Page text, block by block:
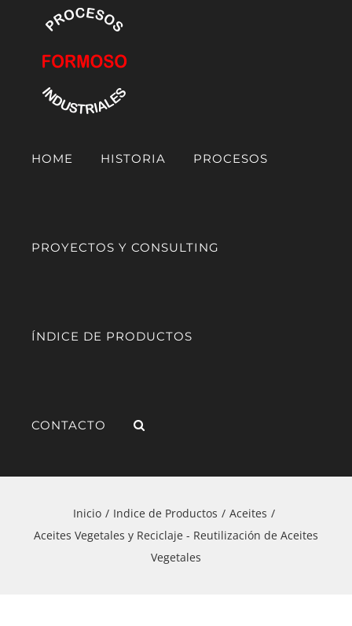
contenido
HOME HISTORIA PROCESOS
PROYECTOS Y CONSULTING
ÍNDICE DE PRODUCTOS
CONTACTO
Inicio Indice de Productos
Aceites
Aceites Vegetales y Reciclaje - Reutilización de Aceites
Vegetales